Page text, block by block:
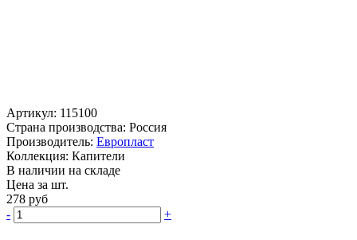
Артикул: 115100
Страна производства: Россия
Производитель: Европласт
Коллекция: Капители
В наличии на складе
Цена за шт.
278 руб
-
+